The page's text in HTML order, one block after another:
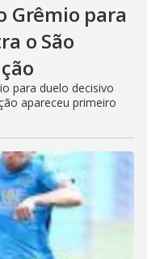
Grêmio para
o São
para duelo decisivo
apareceu primeiro